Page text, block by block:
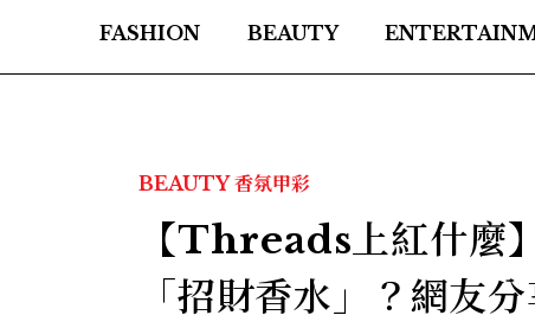
FASHION BEAUTY
BEAUTY 香氛甲彩
【Threads上紅什
「招財香水」？網友